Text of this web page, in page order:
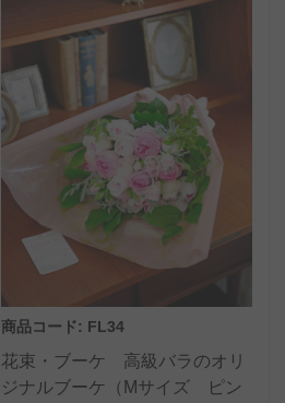
商品コード: FL34
花束・ブーケ 高級バラのオリ
ジナルブーケ（Mサイズ ピン